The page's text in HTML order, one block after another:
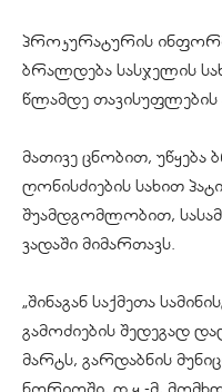
პროკურატურის
ბრალდება სასჯელის
წლამდე თავისუფლების
მათივე ცნობით,
ღონისძიების სახით
შუამდგომლობით,
ვადაში მიმართავს.
„შინაგან საქმეთა
გამოძიების შედეგად
მარტს, გარდაბნის